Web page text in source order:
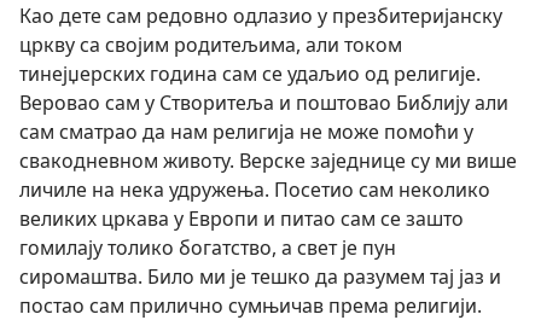
Као дете сам редовно одлазио у презбитеријанску
црквуса својим родитељима, али током
тинејџерских година сам се удаљио од религије.
Веровао сам у Створитеља и поштовао Библију али
сам сматрао да нам религија не може помоћи у
свакодневном животу. Верске заједнице су ми више
личиле на нека удружења. Посетио сам неколико
великих цркава у Европи и питао сам се зашто
гомилају толико богатство, а свет је пун
сиромаштва. Било ми је тешко да разумем тај јаз и
постао сам прилично сумњичав према религији.